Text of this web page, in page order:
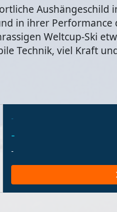
Aushängeschild
in ihrer Performance
Weltcup-Ski
Technik, viel Kraft
-
-
-